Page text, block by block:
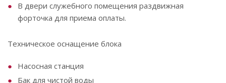
В двери служебного помещения раздвижная
форточка для приема оплаты.
Техническое оснащение блока
Насосная станция
Бак для чистой воды